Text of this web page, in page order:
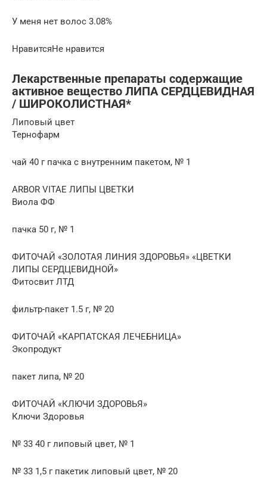
У меня нет волос 3.08%
НравитсяНе нравится
Лекарственные препараты содержащие
активное вещество ЛИПА СЕРДЦЕВИДНАЯ
/ ШИРОКОЛИСТНАЯ*
Липовый цвет
Тернофарм
чай 40 г пачка с внутренним пакетом, № 1
ARBOR VITAE ЛИПЫ ЦВЕТКИ
Виола ФФ
пачка 50 г, № 1
ФИТОЧАЙ «ЗОЛОТАЯ ЛИНИЯ ЗДОРОВЬЯ» «ЦВЕТКИ
ЛИПЫ СЕРДЦЕВИДНОЙ»
Фитосвит ЛТД
фильтр-пакет 1.5 г, № 20
ФИТОЧАЙ «КАРПАТСКАЯ ЛЕЧЕБНИЦА»
Экопродукт
пакет липа, № 20
ФИТОЧАЙ «КЛЮЧИ ЗДОРОВЬЯ»
Ключи Здоровья
№ 33 40 г липовый цвет, № 1
№ 33 1,5 г пакетик липовый цвет, № 20